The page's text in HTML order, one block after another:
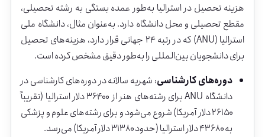
هزینه تحصیل دراسترالیا به‌طور عمده بستگی به رشته تحصیلی،
مقطع تحصیلی و محلدانشگاه دارد. به‌عنوان مثال،دانشگاه ملی
استرالیا (ANU) کهدررتبه ۲۴ جهانی قراردارد، هزینه‌های تحصیل
برایدانشجویانبین‌المللیرابه‌طوردقیقمشخصکردهاست.
دوره‌هایکارشناسی: شهریه سالانهدردوره‌هایکارشناسیدر
دانشگاه ANUبرای رشته‌های هنراز ۳۶۴۰۰دلاراسترالیا (تقریباً
۲۶۱۵۰دلارآمریکا)شروعمی‌شودو برایرشته‌هایعلومو پزشکی
به۴۳۶۸۰دلاراسترالیا (حدود۳۱۳۸۰دلارآمریکا)می‌رسد.